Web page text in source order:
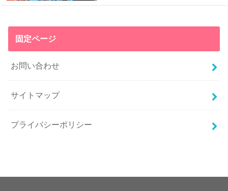
固定ページ
お問い合わせ
サイトマップ
プライバシーポリシー